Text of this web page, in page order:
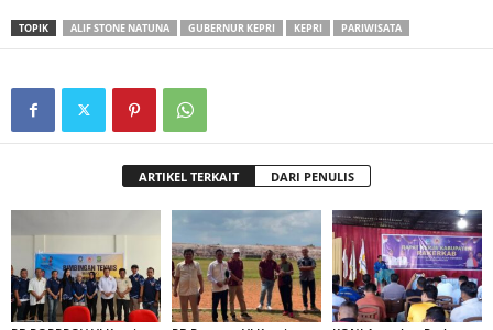
TOPIK ALIF STONE NATUNA GUBERNUR KEPRI KEPRI PARIWISATA
ARTIKEL TERKAIT DARI PENULIS